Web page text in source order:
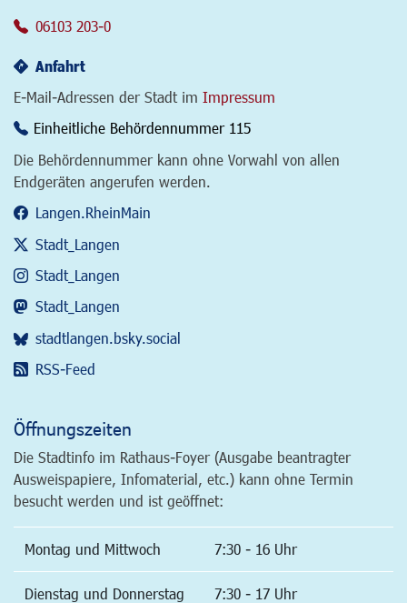
06103 203-0
Anfahrt
E-Mail-Adressen der Stadt im Impressum
Einheitliche Behördennummer 115
Die Behördennummer kann ohne Vorwahl von allen
Endgeräten angerufen werden.
Langen.RheinMain
Stadt_Langen
Stadt_Langen
Stadt_Langen
stadtlangen.bsky.social
RSS-Feed
Öffnungszeiten
Die Stadtinfo im Rathaus-Foyer (Ausgabe beantragter
Ausweispapiere, Infomaterial, etc.) kann ohne Termin
besucht werden und ist geöffnet:
Montag und Mittwoch 7:30 - 16 Uhr
Dienstag und Donnerstag 7:30 - 17 Uhr